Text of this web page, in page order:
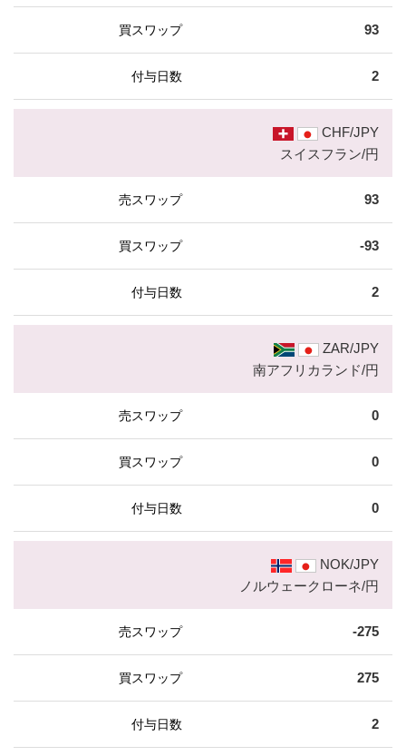
93
2
CHF/JPY
スイスフラン/円
93
-93
2
ZAR/JPY
南アフリカランド/円
0
0
0
NOK/JPY
ノルウェークローネ/円
-275
275
2